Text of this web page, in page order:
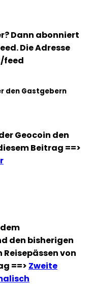
Dann abonniert
Die Adresse
feed
den Gastgebern
Geocoin den
Beitrag ==>
den bisherigen
von
==> Zweite